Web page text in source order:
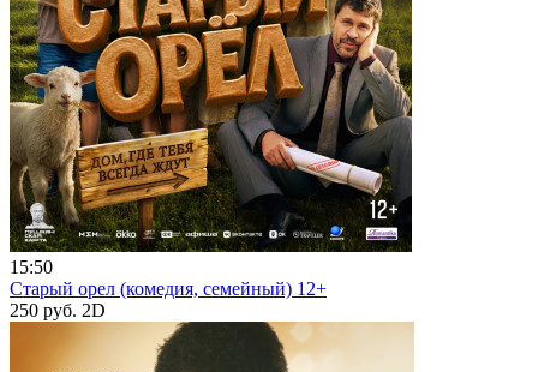
15:50
Старый орел (комедия, семейный) 12+
250 руб. 2D